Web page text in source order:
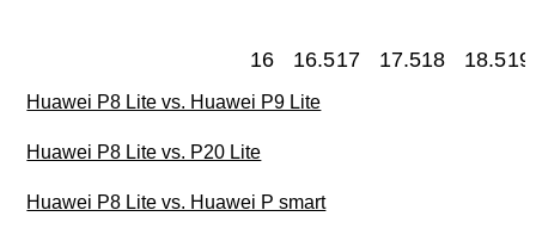
16 16.517 17.518 18.519
Huawei P8 Lite vs. Huawei P9 Lite
Huawei P8 Lite vs. P20 Lite
Huawei P8 Lite vs. Huawei P smart